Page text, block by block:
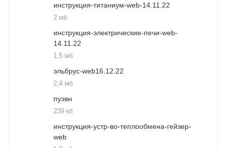
инструкция-титаниум-web-14.11.22
2 мб
инструкция-электрические-печи-web-
14.11.22
1,5 мб
эльбруc-web16.12.22
2,4 мб
пуэвн
239 кб
инструкция-устр-во-теплообмена-гейзер-
web